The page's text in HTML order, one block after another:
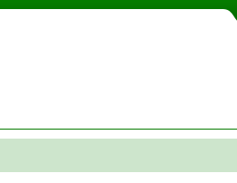
蔵書検索・予約システム